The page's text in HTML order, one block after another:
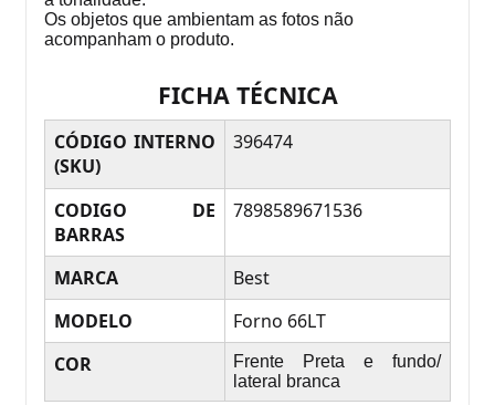
Os objetos que ambientam as fotos não
acompanham o produto.
FICHA TÉCNICA
CÓDIGO INTERNO
(SKU)
396474
CODIGO DE
BARRAS
7898589671536
MARCA
Best
MODELO
Forno 66LT
COR
Frente Preta e fundo/
lateral branca